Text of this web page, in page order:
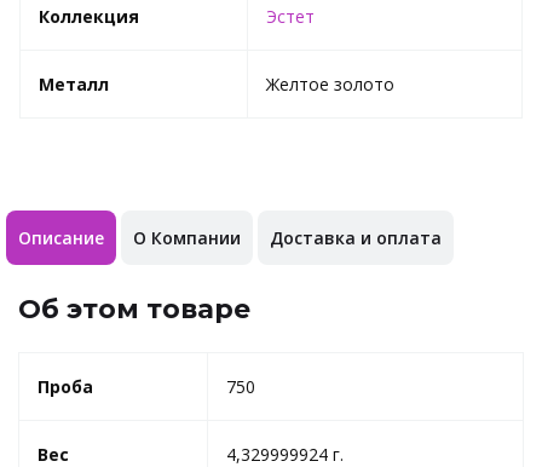
Коллекция Эстет
Металл Желтое золото
Описание О Компании Доставка и оплата
Об этом товаре
Проба 750
Вес 4,329999924 г.